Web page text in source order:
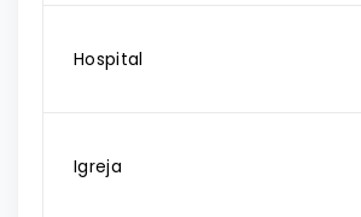
Hospital
Igreja